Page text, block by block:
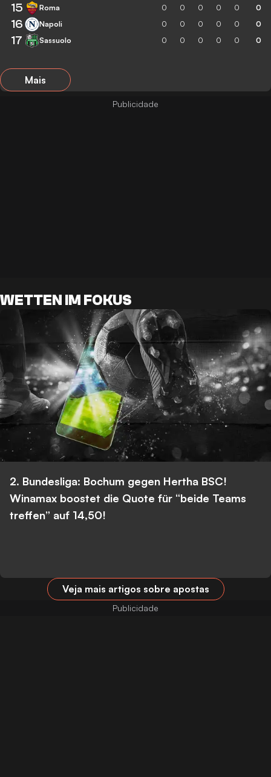
15 Roma 0 0 0 0 0 0
16 Napoli 0 0 0 0 0 0
17 Sassuolo 0 0 0 0 0 0
Mais
WETTEN IM FOKUS
2. Bundesliga: Bochum gegen Hertha BSC!
Winamax boostet die Quote für “beide Teams
treffen” auf 14,50!
Veja mais artigos sobre apostas